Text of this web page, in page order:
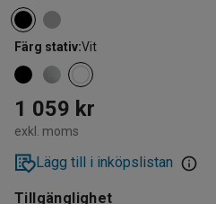
Färg stativ:Vit
1 059 kr
exkl. moms
Lägg till i inköpslistan
Tillgänglighet